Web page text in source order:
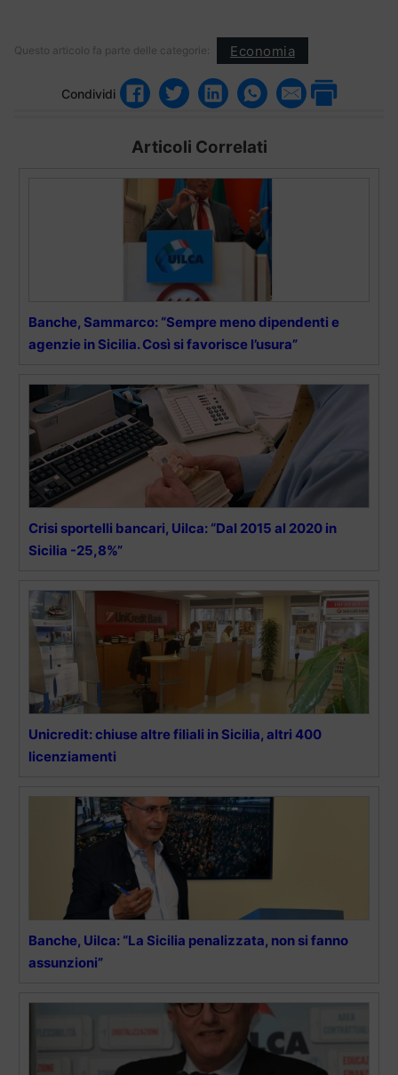
Questo articolo fa parte delle categorie: Economia
Condividi
Articoli Correlati
Banche, Sammarco: “Sempre meno dipendenti e
agenzie in Sicilia. Così si favorisce l’usura”
Crisi sportelli bancari, Uilca: “Dal 2015 al 2020 in
Sicilia -25,8%”
Unicredit: chiuse altre filiali in Sicilia, altri 400
licenziamenti
Banche, Uilca: “La Sicilia penalizzata, non si fanno
assunzioni”